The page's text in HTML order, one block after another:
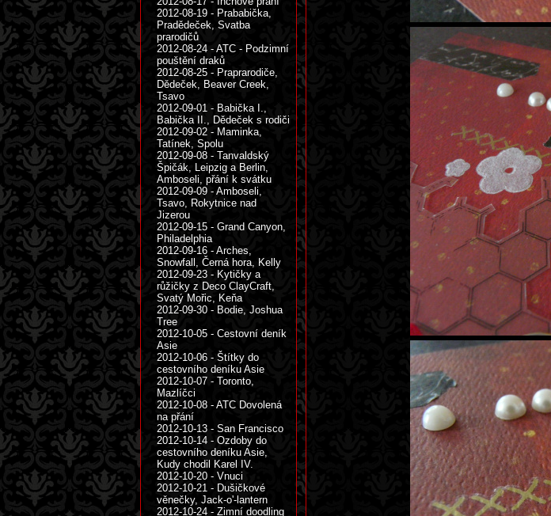
2012-08-19 - Prababička,
Pradědeček, Svatba
prarodičů
2012-08-24 - ATC - Podzimní
pouštění draků
2012-08-25 - Praprarodiče,
Dědeček, Beaver Creek,
Tsavo
2012-09-01 - Babička I.,
Babička II., Dědeček s rodiči
2012-09-02 - Maminka,
Tatínek, Spolu
2012-09-08 - Tanvaldský
Špičák, Leipzig a Berlin,
Amboseli, přání k svátku
2012-09-09 - Amboseli,
Tsavo, Rokytnice nad
Jizerou
2012-09-15 - Grand Canyon,
Philadelphia
2012-09-16 - Arches,
Snowfall, Černá hora, Kelly
2012-09-23 - Kytičky a
růžičky z Deco ClayCraft,
Svatý Mořic, Keňa
2012-09-30 - Bodie, Joshua
Tree
2012-10-05 - Cestovní deník
Asie
2012-10-06 - Štítky do
cestovního deníku Asie
2012-10-07 - Toronto,
Mazlíčci
2012-10-08 - ATC Dovolená
na přání
2012-10-13 - San Francisco
2012-10-14 - Ozdoby do
cestovního deníku Asie,
Kudy chodil Karel IV.
2012-10-20 - Vnuci
2012-10-21 - Dušičkové
věnečky, Jack-o'-lantern
2012-10-24 - Zimní doodling